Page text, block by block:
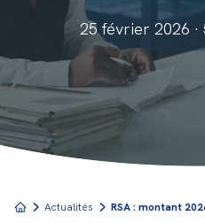
25 février 2026 ·
Actualités RSA : montant